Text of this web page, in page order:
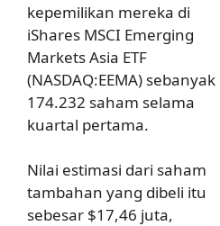
kepemilikan mereka di
iShares MSCI Emerging
Markets Asia ETF
(NASDAQ:EEMA) sebanyak
174.232 saham selama
kuartal pertama.
Nilai estimasi dari saham
tambahan yang dibeli itu
sebesar $17,46 juta,